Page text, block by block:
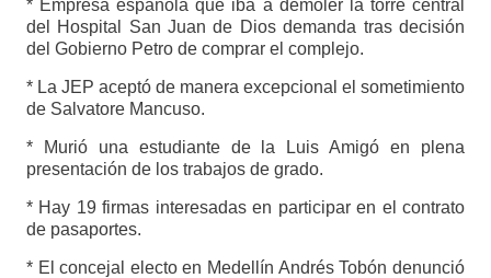
* Empresa española que iba a demoler la torre central
del Hospital San Juan de Dios demanda tras decisión
del Gobierno Petro de comprar el complejo.
* La JEP aceptó de manera excepcional el sometimiento
de Salvatore Mancuso.
* Murió una estudiante de la Luis Amigó en plena
presentación de los trabajos de grado.
* Hay 19 firmas interesadas en participar en el contrato
de pasaportes.
* El concejal electo en Medellín Andrés Tobón denunció